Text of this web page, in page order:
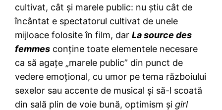
cultivat, cât şi marele public: nu ştiu cât de
încântat e spectatorul cultivat de unele
mijloace folosite în film, darLa source des
femmes conţine toate elementele necesare
ca să agaţe „marele public” din punct de
vedere emoţional, cu umor pe tema războiului
sexelor sau accente de musical şi să-l scoată
din sală plin de voie bună, optimism şi girl